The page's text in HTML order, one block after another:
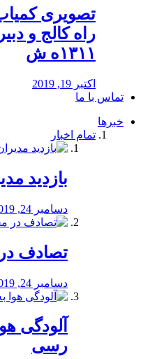
️تصویری
راه كالج و
۱۳۱۱ه ش
اکتبر 19, 2019
تماس با ما
خبرها
تمام اخبار
بازدید
دسامبر 24, 2019
تصادف
دسامبر 24, 2019
آلودگی
رسی